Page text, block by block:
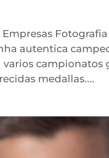
autentica
varios campionatos
medallas....